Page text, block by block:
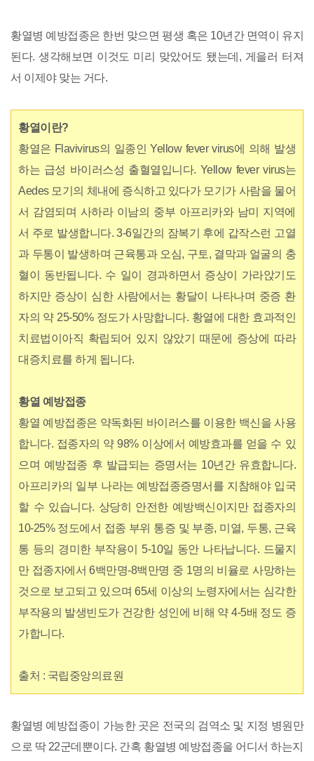
황열병 예방접종은 한번 맞으면 평생 혹은 10년간 면역이 유지
된다. 생각해보면 이것도 미리 맞았어도 됐는데, 게을러 터져
서 이제야 맞는 거다.
황열이란?
황열은 Flavivirus의 일종인 Yellow fever virus에 의해 발생
하는 급성 바이러스성 출혈열입니다. Yellow fever virus는
Aedes 모기의 체내에 증식하고 있다가 모기가 사람을 물어
서 감염되며 사하라 이남의 중부 아프리카와 남미 지역에
서 주로 발생합니다. 3-6일간의 잠복기 후에 갑작스런 고열
과 두통이 발생하며 근육통과 오심, 구토, 결막과 얼굴의 충
혈이 동반됩니다. 수 일이 경과하면서 증상이 가라앉기도
하지만 증상이 심한 사람에서는 황달이 나타나며 중증 환
자의 약 25-50% 정도가 사망합니다. 황열에 대한 효과적인
치료법이아직 확립되어 있지 않았기 때문에 증상에 따라
대증치료를 하게 됩니다.
황열 예방접종
황열 예방접종은 약독화된 바이러스를 이용한 백신을 사용
합니다. 접종자의 약 98% 이상에서 예방효과를 얻을 수 있
으며 예방접종 후 발급되는 증명서는 10년간 유효합니다.
아프리카의 일부 나라는 예방접종증명서를 지참해야 입국
할 수 있습니다. 상당히 안전한 예방백신이지만 접종자의
10-25% 정도에서 접종 부위 통증 및 부종, 미열, 두통, 근육
통 등의 경미한 부작용이 5-10일 동안 나타납니다. 드물지
만 접종자에서 6백만명-8백만명 중 1명의 비율로 사망하는
것으로 보고되고 있으며 65세 이상의 노령자에서는 심각한
부작용의 발생빈도가 건강한 성인에 비해 약 4-5배 정도 증
가합니다.
출처 : 국립중앙의료원
황열병 예방접종이 가능한 곳은 전국의 검역소 및 지정 병원만
으로 딱 22군데뿐이다. 간혹 황열병 예방접종을 어디서 하는지